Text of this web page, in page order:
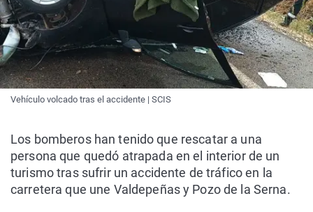
Vehículo volcado tras el accidente | SCIS
Los bomberos han tenido que rescatar a una
persona que quedó atrapada en el interior de un
turismo tras sufrir un accidente de tráfico en la
carretera que une Valdepeñas y Pozo de la Serna.